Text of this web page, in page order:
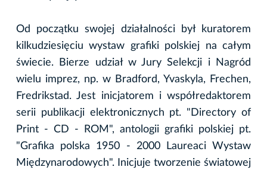
Od początku swojej działalności był kuratorem
kilkudziesięciu wystaw grafiki polskiej na całym
świecie. Bierze udział w Jury Selekcji i Nagród
wielu imprez, np. w Bradford, Yvaskyla, Frechen,
Fredrikstad. Jest inicjatorem i współredaktorem
serii publikacji elektronicznych pt. "Directory of
Print - CD - ROM", antologii grafiki polskiej pt.
"Grafika polska 1950 - 2000 Laureaci Wystaw
Międzynarodowych". Inicjuje tworzenie światowej